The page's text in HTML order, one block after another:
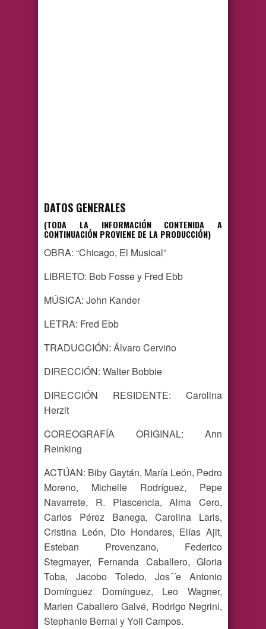
DATOS GENERALES
(TODA LA INFORMACIÓN CONTENIDA A
CONTINUACIÓN PROVIENE DE LA PRODUCCIÓN)
OBRA: “Chicago, El Musical”
LIBRETO: Bob Fosse y Fred Ebb
MÚSICA: John Kander
LETRA: Fred Ebb
TRADUCCIÓN: Álvaro Cerviño
DIRECCIÓN: Walter Bobbie
DIRECCIÓN RESIDENTE: Carolina
Herzlt
COREOGRAFÍA ORIGINAL: Ann
Reinking
ACTÚAN: Biby Gaytán, María León, Pedro
Moreno, Michelle Rodríguez, Pepe
Navarrete, R. Plascencia, Alma Cero,
Carlos Pérez Banega, Carolina Laris,
Cristina León, Dio Hondares, Elías Ajit,
Esteban Provenzano, Federico
Stegmayer, Fernanda Caballero, Gloria
Toba, Jacobo Toledo, Jos´´e Antonio
Domínguez Domínguez, Leo Wagner,
Marien Caballero Galvé, Rodrigo Negrini,
Stephanie Bernal y Yoli Campos.